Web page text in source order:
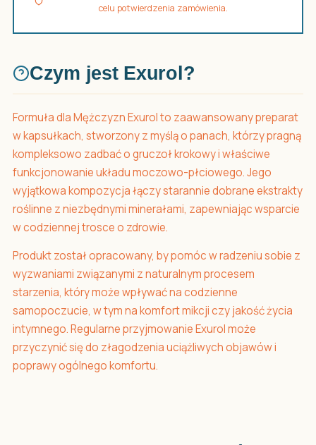
celu potwierdzenia zamówienia.
Czym jest Exurol?
Formuła dla Mężczyzn Exurol to zaawansowany preparat
w kapsułkach, stworzony z myślą o panach, którzy pragną
kompleksowo zadbać o gruczoł krokowy i właściwe
funkcjonowanie układu moczowo-płciowego. Jego
wyjątkowa kompozycja łączy starannie dobrane ekstrakty
roślinne z niezbędnymi minerałami, zapewniając wsparcie
w codziennej trosce o zdrowie.
Produkt został opracowany, by pomóc w radzeniu sobie z
wyzwaniami związanymi z naturalnym procesem
starzenia, który może wpływać na codzienne
samopoczucie, w tym na komfort mikcji czy jakość życia
intymnego. Regularne przyjmowanie Exurol może
przyczynić się do złagodzenia uciążliwych objawów i
poprawy ogólnego komfortu.